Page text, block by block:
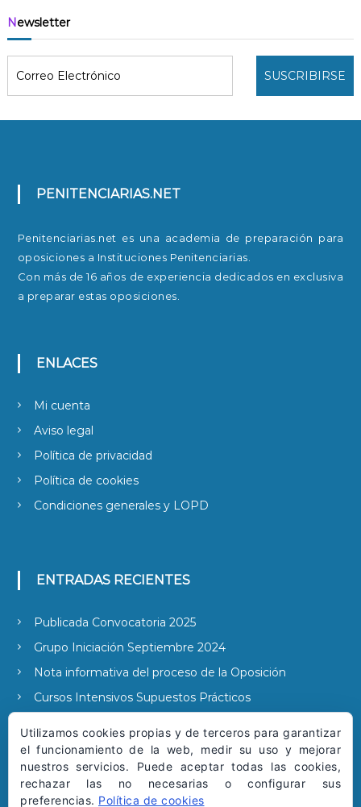
Newsletter
PENITENCIARIAS.NET
Penitenciarias.net es una academia de preparación para
oposiciones a Instituciones Penitenciarias.
Con más de 16 años de experiencia dedicados en exclusiva
a preparar estas oposiciones.
ENLACES
Mi cuenta
Aviso legal
Política de privacidad
Política de cookies
Condiciones generales y LOPD
ENTRADAS RECIENTES
Publicada Convocatoria 2025
Grupo Iniciación Septiembre 2024
Nota informativa del proceso de la Oposición
Cursos Intensivos Supuestos Prácticos
SUSCRIBIRSE A NUESTRAS NOTICIAS
Utilizamos cookies propias y de terceros para garantizar
el funcionamiento de la web, medir su uso y mejorar
nuestros servicios. Puede aceptar todas las cookies,
rechazar las no necesarias o configurar sus
preferencias. Política de cookies